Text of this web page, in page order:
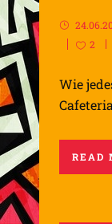
2
Wie
READ